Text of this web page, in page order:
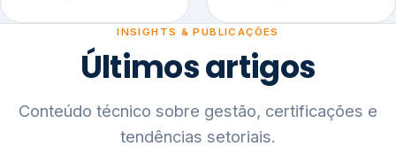
INSIGHTS & PUBLICAÇÕES
Últimos artigos
Conteúdo técnico sobre gestão, certificações e
tendências setoriais.